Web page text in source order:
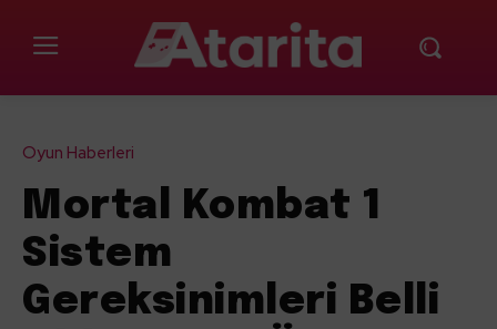
Oyun Haberleri
Mortal Kombat 1
Sistem
Gereksinimleri Belli